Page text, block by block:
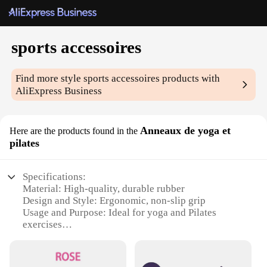
sports accessoires
Find more stylesports accessoires products with
AliExpress Business
Here are the products found in the Anneaux de yoga et
pilates
Specifications:
Material: High-quality, durable rubber
Design and Style: Ergonomic, non-slip grip
Usage and Purpose: Ideal for yoga and Pilates
exercises
Performance and Property: Lightweight, easy to